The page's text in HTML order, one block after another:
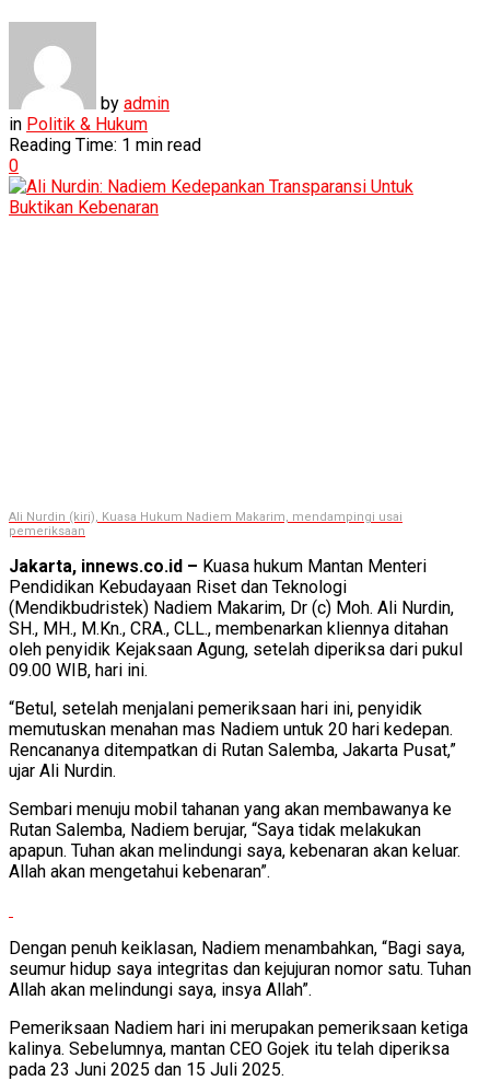
by admin
in Politik & Hukum
Reading Time: 1 min read
0
Ali Nurdin (kiri), Kuasa Hukum Nadiem Makarim, mendampingi usai
pemeriksaan
Jakarta, innews.co.id – Kuasa hukum Mantan Menteri
Pendidikan Kebudayaan Riset dan Teknologi
(Mendikbudristek) Nadiem Makarim, Dr (c) Moh. Ali Nurdin,
SH., MH., M.Kn., CRA., CLL., membenarkan kliennya ditahan
oleh penyidik Kejaksaan Agung, setelah diperiksa dari pukul
09.00 WIB, hari ini.
“Betul, setelah menjalani pemeriksaan hari ini, penyidik
memutuskan menahan mas Nadiem untuk 20 hari kedepan.
Rencananya ditempatkan di Rutan Salemba, Jakarta Pusat,”
ujar Ali Nurdin.
Sembari menuju mobil tahanan yang akan membawanya ke
Rutan Salemba, Nadiem berujar, “Saya tidak melakukan
apapun. Tuhan akan melindungi saya, kebenaran akan keluar.
Allah akan mengetahui kebenaran”.
Dengan penuh keiklasan, Nadiem menambahkan, “Bagi saya,
seumur hidup saya integritas dan kejujuran nomor satu. Tuhan
Allah akan melindungi saya, insya Allah”.
Pemeriksaan Nadiem hari ini merupakan pemeriksaan ketiga
kalinya. Sebelumnya, mantan CEO Gojek itu telah diperiksa
pada 23 Juni 2025 dan 15 Juli 2025.